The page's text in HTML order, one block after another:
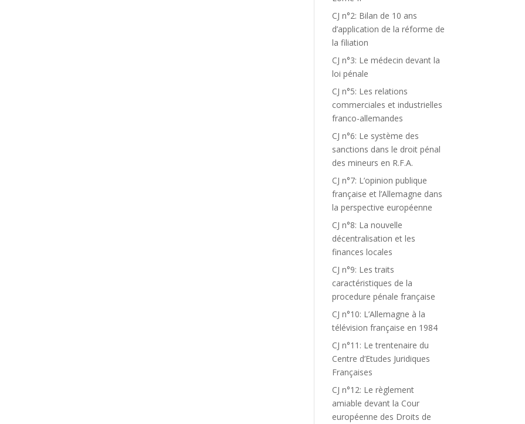
CJ n°2: Bilan de 10 ans
d’application de la réforme de
la filiation
CJ n°3: Le médecin devant la
loi pénale
CJ n°5: Les relations
commerciales et industrielles
franco-allemandes
CJ n°6: Le système des
sanctions dans le droit pénal
des mineurs en R.F.A.
CJ n°7: L’opinion publique
française et l’Allemagne dans
la perspective européenne
CJ n°8: La nouvelle
décentralisation et les
finances locales
CJ n°9: Les traits
caractéristiques de la
procedure pénale française
CJ n°10: L’Allemagne à la
télévision française en 1984
CJ n°11: Le trentenaire du
Centre d’Etudes Juridiques
Françaises
CJ n°12: Le règlement
amiable devant la Cour
européenne des Droits de